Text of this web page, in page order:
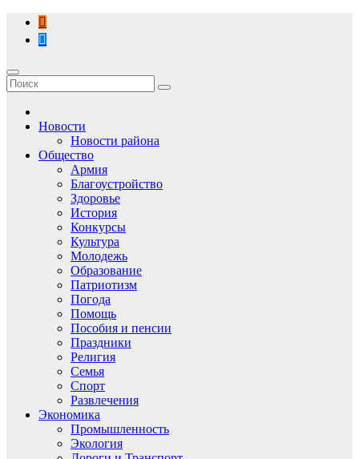
Перейти
содержимому
Новости
Новости района
Общество
Армия
Благоустройство
Здоровье
История
Конкурсы
Культура
Молодежь
Образование
Патриотизм
Погода
Помощь
Пособия и пенсии
Праздники
Религия
Семья
Спорт
Развлечения
Экономика
Промышленность
Экология